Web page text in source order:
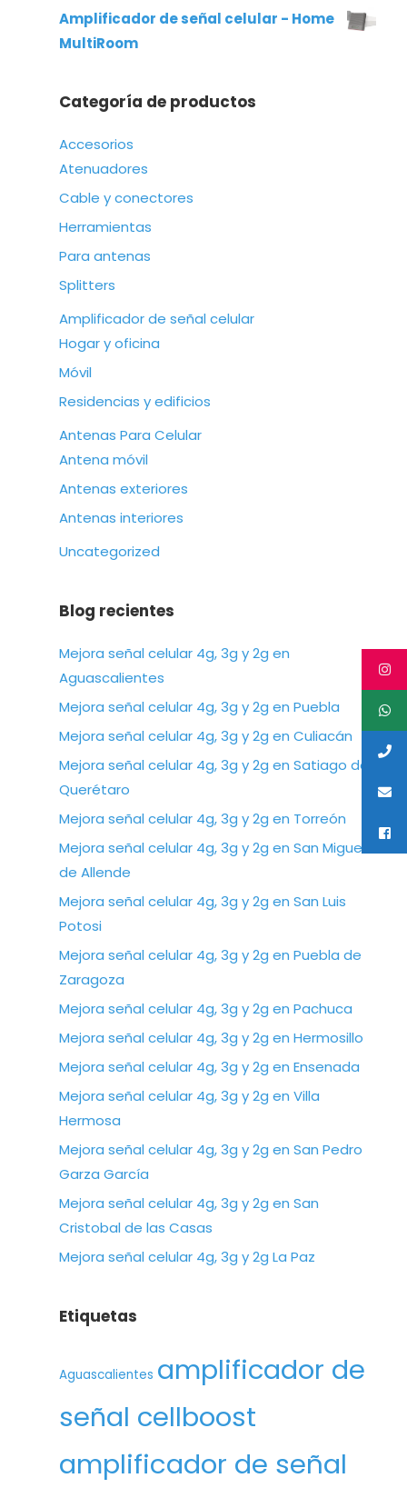
Amplificador de señal celular - Home
MultiRoom
Categoría de productos
Accesorios
Atenuadores
Cable y conectores
Herramientas
Para antenas
Splitters
Amplificador de señal celular
Hogar y oficina
Móvil
Residencias y edificios
Antenas Para Celular
Antena móvil
Antenas exteriores
Antenas interiores
Uncategorized
Blog recientes
Mejora señal celular 4g, 3g y 2g en
Aguascalientes
Mejora señal celular 4g, 3g y 2g en Puebla
Mejora señal celular 4g, 3g y 2g en Culiacán
Mejora señal celular 4g, 3g y 2g en Satiago de
Querétaro
Mejora señal celular 4g, 3g y 2g en Torreón
Mejora señal celular 4g, 3g y 2g en San Miguel
de Allende
Mejora señal celular 4g, 3g y 2g en San Luis
Potosi
Mejora señal celular 4g, 3g y 2g en Puebla de
Zaragoza
Mejora señal celular 4g, 3g y 2g en Pachuca
Mejora señal celular 4g, 3g y 2g en Hermosillo
Mejora señal celular 4g, 3g y 2g en Ensenada
Mejora señal celular 4g, 3g y 2g en Villa
Hermosa
Mejora señal celular 4g, 3g y 2g en San Pedro
Garza García
Mejora señal celular 4g, 3g y 2g en San
Cristobal de las Casas
Mejora señal celular 4g, 3g y 2g La Paz
Etiquetas
Aguascalientes amplificador de
señal cellboost
amplificador de señal